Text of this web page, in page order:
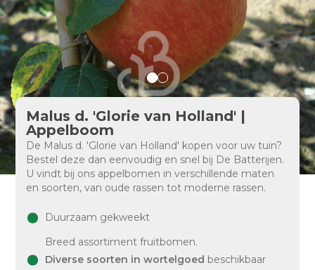
Malus d. 'Glorie van Holland' |
Appelboom
De Malus d. 'Glorie van Holland' kopen voor uw tuin?
Bestel deze dan eenvoudig en snel bij De Batterijen.
U vindt bij ons appelbomen in verschillende maten
en soorten, van oude rassen tot moderne rassen.
Duurzaam gekweekt
Breed assortiment fruitbomen.
Diverse soorten in wortelgoed beschikbaar